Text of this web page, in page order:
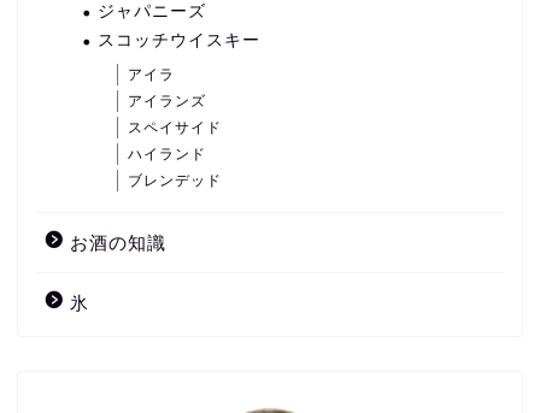
ジャパニーズ
スコッチウイスキー
アイラ
アイランズ
スペイサイド
ハイランド
ブレンデッド
お酒の知識
氷